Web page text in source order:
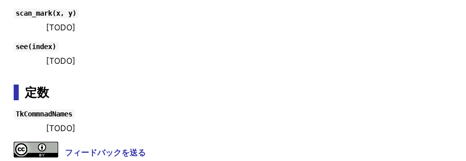
scan_mark(x, y)
[TODO]
see(index)
[TODO]
定数
TkCommnadNames
[TODO]
フィードバックを送る